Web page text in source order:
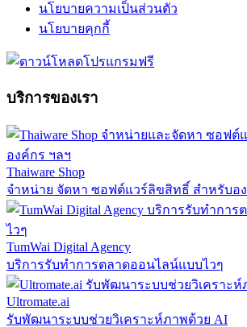
นโยบายความเป็นส่วนตัว
นโยบายคุกกี้
บริการของเรา
Thaiware Shop
จำหน่าย จัดหา ซอฟต์แวร์ลิขสิทธิ์ สำหรับอ
TumWai Digital Agency
บริการรับทำการตลาดออนไลน์แบบไวๆ
Ultromate.ai
รับพัฒนาระบบช่วยวิเคราะห์ภาพด้วย AI